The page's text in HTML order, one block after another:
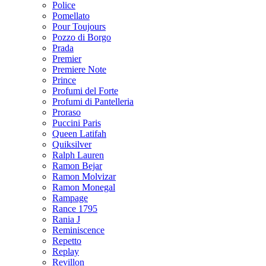
Police
Pomellato
Pour Toujours
Pozzo di Borgo
Prada
Premier
Premiere Note
Prince
Profumi del Forte
Profumi di Pantelleria
Proraso
Puccini Paris
Queen Latifah
Quiksilver
Ralph Lauren
Ramon Bejar
Ramon Molvizar
Ramon Monegal
Rampage
Rance 1795
Rania J
Reminiscence
Repetto
Replay
Revillon